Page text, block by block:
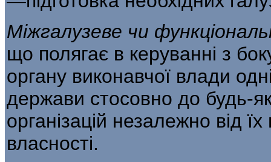
Міжгалузеве чи
що полягає в керуванні з
органу виконавчої влади
держави стосовно до будь-
організацій незалежно від
власності.